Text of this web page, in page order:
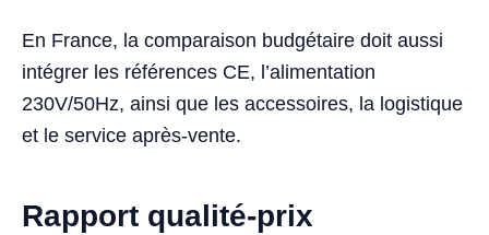
En France, la comparaison budgétaire doit aussi
intégrer les références CE, l’alimentation
230V/50Hz, ainsi que les accessoires, la logistique
et le service après-vente.
Rapport qualité-prix